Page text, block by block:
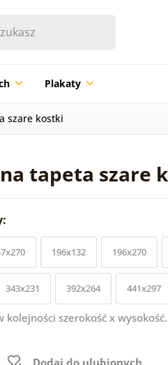
Plakaty
szare kostki
tapeta szare
196x132 196x270
343x231 392x264 441x297
szerokość x wysokość.
Dodaj do ulubionych